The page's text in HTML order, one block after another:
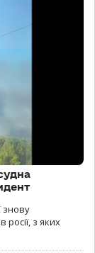
знову
з яких